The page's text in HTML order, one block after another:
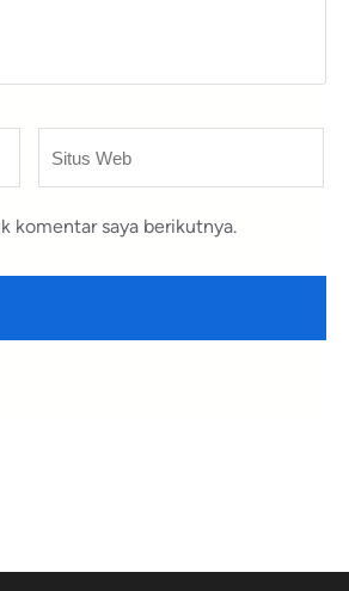
Situs
Web
komentar saya berikutnya.